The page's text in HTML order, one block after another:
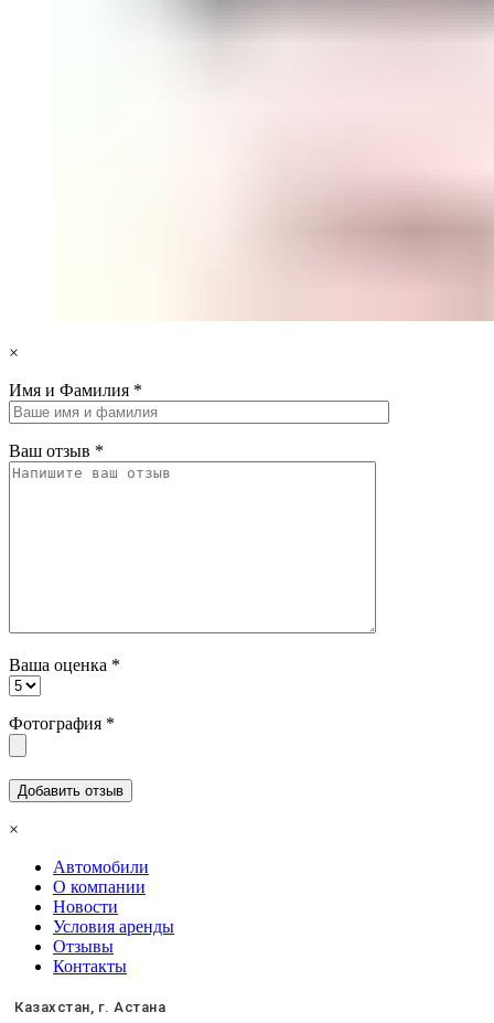
×
Имя и Фамилия *
Ваш отзыв *
Ваша оценка *
Фотография *
×
Автомобили
О компании
Новости
Условия аренды
Отзывы
Контакты
Казахстан, г. Астана